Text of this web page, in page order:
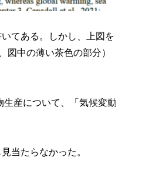
てある。しかし、上図を
図中の薄い茶色の部分）
産について、「気候変動
当たらなかった。